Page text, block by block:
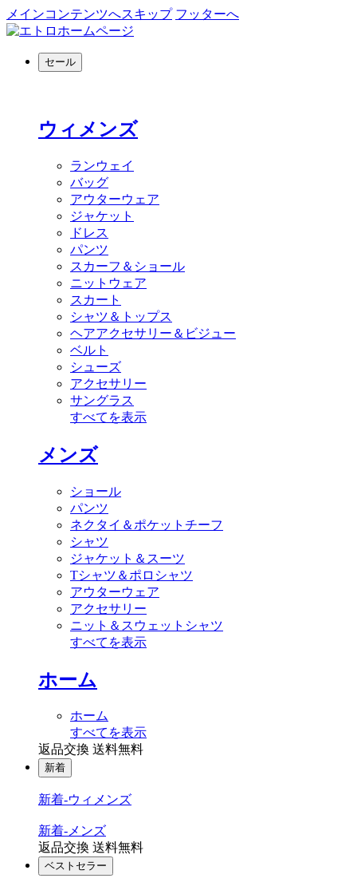
メインコンテンツへスキップ フッターへ
セール
ウィメンズ
ランウェイ
バッグ
アウターウェア
ジャケット
ドレス
パンツ
スカーフ＆ショール
ニットウェア
スカート
シャツ＆トップス
ヘアアクセサリー＆ビジュー
ベルト
シューズ
アクセサリー
サングラス
すべてを表示
メンズ
ショール
パンツ
ネクタイ＆ポケットチーフ
シャツ
ジャケット＆スーツ
Tシャツ＆ポロシャツ
アウターウェア
アクセサリー
ニット＆スウェットシャツ
すべてを表示
ホーム
ホーム
すべてを表示
返品交換 送料無料
新着
新着-ウィメンズ
新着-メンズ
返品交換 送料無料
ベストセラー